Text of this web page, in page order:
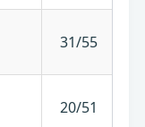
31/55
20/51